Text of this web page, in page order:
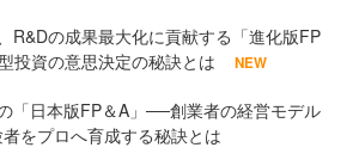
R&Dの成果最大化に貢献する「進化版FP
投資の意思決定の秘訣とは
NEW
「日本版FP＆A」──創業者の経営モデル
をプロへ育成する秘訣とは